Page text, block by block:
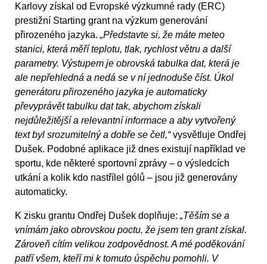
Karlovy získal od Evropské výzkumné rady (ERC)
prestižní Starting grant na výzkum generování
přirozeného jazyka. „Představte si, že máte meteo
stanici, která měří teplotu, tlak, rychlost větru a další
parametry. Výstupem je obrovská tabulka dat, která je
ale nepřehledná a nedá se v ní jednoduše číst. Úkol
generátoru přirozeného jazyka je automaticky
převyprávět tabulku dat tak, abychom získali
nejdůležitější a relevantní informace a aby vytvořený
text byl srozumitelný a dobře se četl,“vysvětluje Ondřej
Dušek. Podobné aplikace již dnes existují například ve
sportu, kde některé sportovní zprávy – o výsledcích
utkání a kolik kdo nastřílel gólů – jsou již generovány
automaticky.
K zisku grantu Ondřej Dušek doplňuje: „Těším se a
vnímám jako obrovskou poctu, že jsem ten grant získal.
Zároveň cítím velikou zodpovědnost. A mé poděkování
patří všem, kteří mi k tomuto úspěchu pomohli. V